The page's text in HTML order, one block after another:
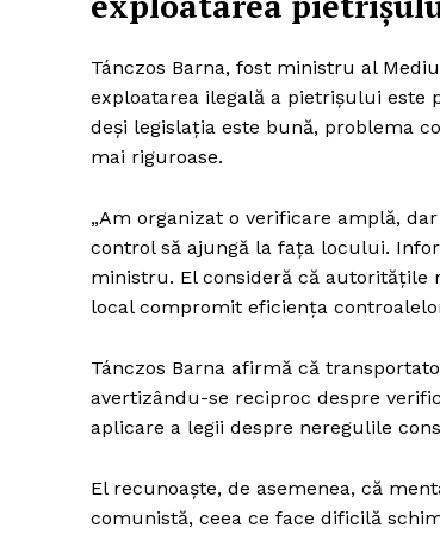
Tánczos Barna, fost ministru al
exploatarea ilegală a pietrișului este
deși legislația este bună, problema
mai riguroase.
„Am organizat o verificare amplă,
control să ajungă la fața locului.
ministru. El consideră că
local compromit eficiența
Tánczos Barna afirmă că
avertizându-se reciproc despre
aplicare a legii despre neregulile
El recunoaște, de asemenea, că
comunistă, ceea ce face dificilă